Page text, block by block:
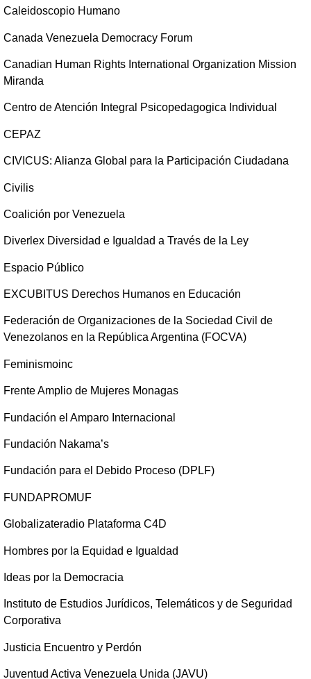
Caleidoscopio Humano
Canada Venezuela Democracy Forum
Canadian Human Rights International Organization Mission
Miranda
Centro de Atención Integral Psicopedagogica Individual
CEPAZ
CIVICUS: Alianza Global para la Participación Ciudadana
Civilis
Coalición por Venezuela
Diverlex Diversidad e Igualdad a Través de la Ley
Espacio Público
EXCUBITUS Derechos Humanos en Educación
Federación de Organizaciones de la Sociedad Civil de
Venezolanos en la República Argentina (FOCVA)
Feminismoinc
Frente Amplio de Mujeres Monagas
Fundación el Amparo Internacional
Fundación Nakama’s
Fundación para el Debido Proceso (DPLF)
FUNDAPROMUF
Globalizateradio Plataforma C4D
Hombres por la Equidad e Igualdad
Ideas por la Democracia
Instituto de Estudios Jurídicos, Telemáticos y de Seguridad
Corporativa
Justicia Encuentro y Perdón
Juventud Activa Venezuela Unida (JAVU)